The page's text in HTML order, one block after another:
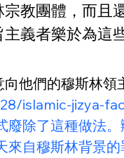
教團體，而
義者樂於為
他們的穆斯林領
islamic-jizya-
除了這種做法
來自穆斯林背